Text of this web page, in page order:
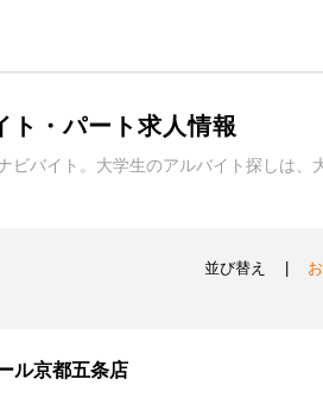
ト・パート求人情報
バイト。大学生のアルバイト探しは、
並び替え
ル京都五条店